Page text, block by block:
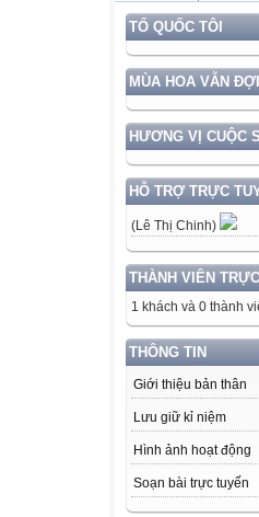
TỔ QUỐC TÔI
MÙA HOA VẪN ĐỢI
HƯƠNG VỊ CUỘC
HỖ TRỢ TRỰC
(Lê Thị Chinh)
THÀNH VIÊN
1 khách và 0 thành
THÔNG TIN
Giới thiệu bản thân
Lưu giữ kỉ niệm
Hình ảnh hoạt động
Soạn bài trực tuyến